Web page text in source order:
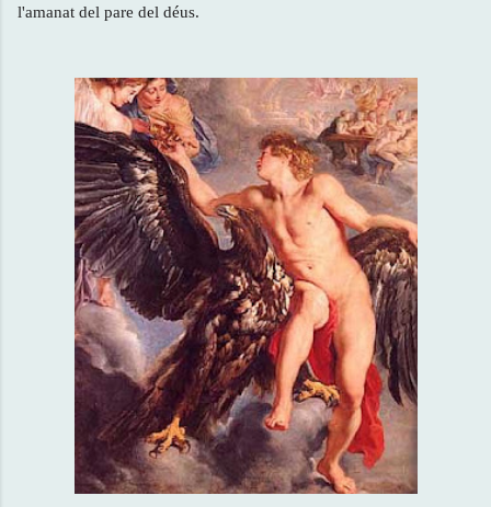
l'amanat del pare del déus.